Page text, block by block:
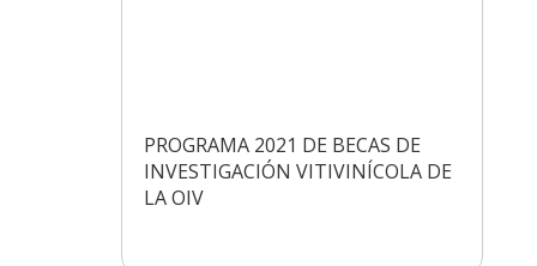
PROGRAMA 2021 DE BECAS DE
INVESTIGACIÓN VITIVINÍCOLA DE
LA OIV